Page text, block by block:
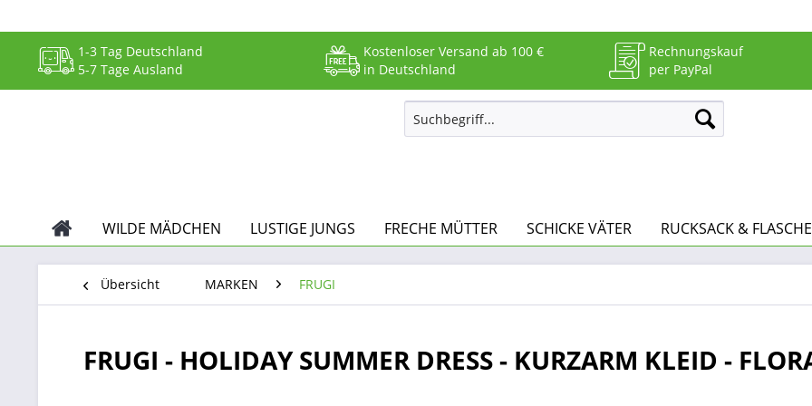
1-3 Tag Deutschland
5-7 Tage Ausland
Kostenloser Versand ab 100 €
in Deutschland
Rechnungskauf
per PayPal
WILDE MÄDCHEN LUSTIGE JUNGS FRECHE MÜTTER SCHICKE VÄTER RUCKSACK & FLASCHE
Übersicht MARKEN FRUGI
FRUGI - HOLIDAY SUMMER DRESS - KURZARM KLEID -